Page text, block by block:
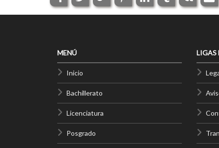
MENÚ
Inicio
Bachillerato
Licenciatura
Posgrado
LIGAS